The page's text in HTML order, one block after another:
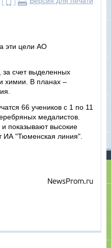
эти цели АО
за счет выделенных
химии. В планах –
66 учеников с 1 по 11
медалистов.
показывают высокие
ИА "Тюменская линия".
NewsProm.ru